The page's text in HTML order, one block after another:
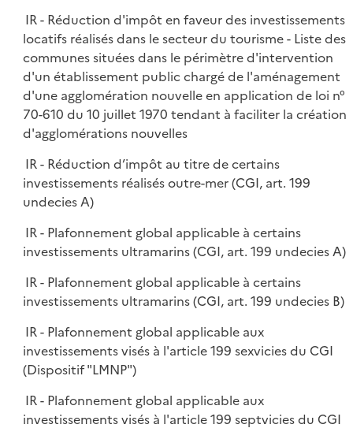
IR - Réduction d'impôt en faveur des investissements
locatifs réalisés dans le secteur du tourisme - Liste des
communes situées dans le périmètre d'intervention
d'un établissement public chargé de l'aménagement
d'une agglomération nouvelle en application de loi n°
70-610 du 10 juillet 1970 tendant à faciliter la création
d'agglomérations nouvelles
IR - Réduction d’impôt au titre de certains
investissements réalisés outre-mer (CGI, art. 199
undecies A)
IR - Plafonnement global applicable à certains
investissements ultramarins (CGI, art. 199 undecies A)
IR - Plafonnement global applicable à certains
investissements ultramarins (CGI, art. 199 undecies B)
IR - Plafonnement global applicable aux
investissements visés à l'article 199 sexvicies du CGI
(Dispositif "LMNP")
IR - Plafonnement global applicable aux
investissements visés à l'article 199 septvicies du CGI